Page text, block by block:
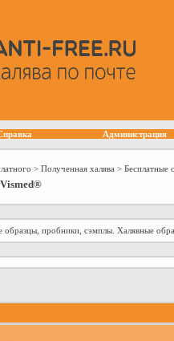
Администрация
> Полученная халява > Бесплатные
Vismed®
образцы, пробники, сэмплы. Халявные